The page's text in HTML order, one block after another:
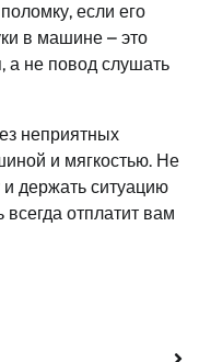
если его
в машине – это
а не повод слушать
неприятных
и мягкостью. Не
держать ситуацию
отплатит вам